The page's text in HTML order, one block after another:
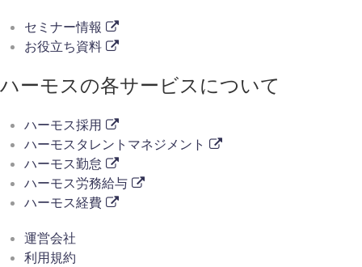
セミナー情報
お役立ち資料
ハーモスの各サービスについて
ハーモス採用
ハーモスタレントマネジメント
ハーモス勤怠
ハーモス労務給与
ハーモス経費
運営会社
利用規約